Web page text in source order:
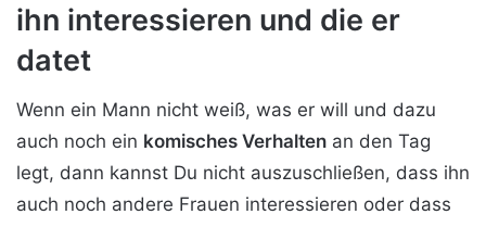
ihn interessieren und die er
datet
Wenn ein Mann nicht weiß, was er will und dazu
auch noch ein komisches Verhalten an den Tag
legt, dann kannst Du nicht auszuschließen, dass ihn
auch noch andere Frauen interessieren oder dass